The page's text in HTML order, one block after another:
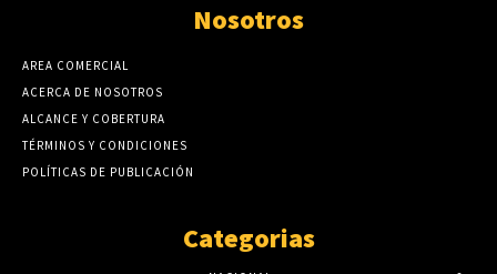
Nosotros
AREA COMERCIAL
ACERCA DE NOSOTROS
ALCANCE Y COBERTURA
TÉRMINOS Y CONDICIONES
POLÍTICAS DE PUBLICACIÓN
Categorias